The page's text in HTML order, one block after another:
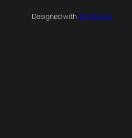
Designed withWordPress